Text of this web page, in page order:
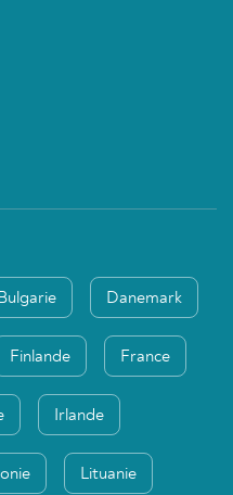
Danemark
Finlande France
Irlande
Lituanie